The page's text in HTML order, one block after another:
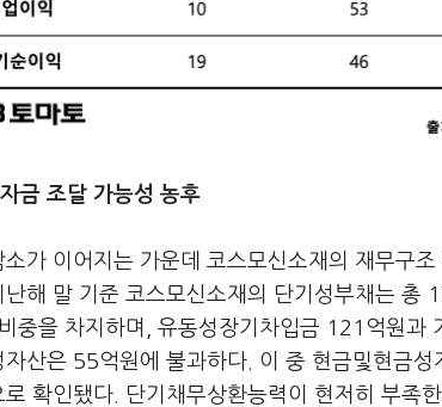
금 조달 가능성 농후
가 이어지는 가운데 코스모신소재의 재무구
해 말 기준 코스모신소재의 단기성부채는 총
중을 차지하며, 유동성장기차입금 121억원과
자산은 55억원에 불과하다. 이 중 현금및현금
확인됐다. 단기채무상환능력이 현저히 부족